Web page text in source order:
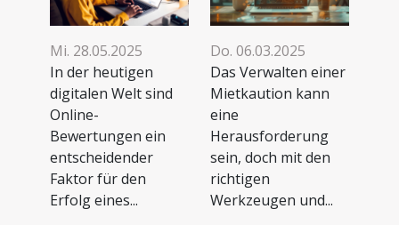
Mi. 28.05.2025
In der heutigen
digitalen Welt sind
Online-
Bewertungen ein
entscheidender
Faktor für den
Erfolg eines...
Do. 06.03.2025
Das Verwalten einer
Mietkaution kann
eine
Herausforderung
sein, doch mit den
richtigen
Werkzeugen und...